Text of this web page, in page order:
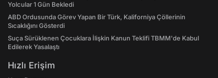
Yolcular 1 Gün Bekledi
ABD Ordusunda Görev Yapan Bir Türk, Kaliforniya Çöllerinin
Sıcaklığını Gösterdi
Suça Sürüklenen Çocuklara İlişkin Kanun Teklifi TBMM'de Kabul
Edilerek Yasalaştı
Hızlı Erişim